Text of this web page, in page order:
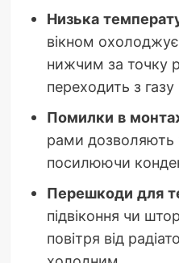
Низька
вікном
нижчим за точку
переходить з газу
Помилки в
рами дозволяють
посилюючи
Перешкоди для
підвіконня чи
повітря від